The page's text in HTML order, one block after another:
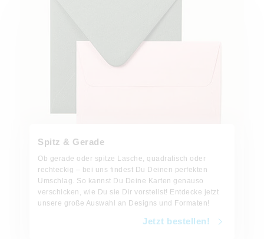
Spitz & Gerade
Ob gerade oder spitze Lasche, quadratisch oder
rechteckig – bei uns findest Du Deinen perfekten
Umschlag. So kannst Du Deine Karten genauso
verschicken, wie Du sie Dir vorstellst! Entdecke jetzt
unsere große Auswahl an Designs und Formaten!
Jetzt bestellen!